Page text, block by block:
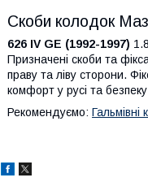
Скоби колодок
626 IV GE (1992-1997)
Призначені скоби та
праву та ліву сторони.
комфорт у русі та
Рекомендуємо: